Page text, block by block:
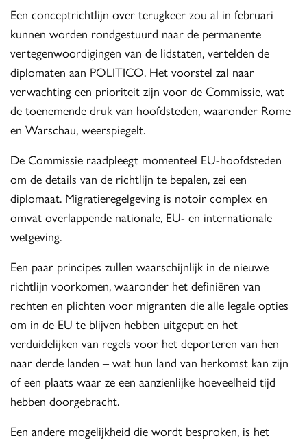
Een conceptrichtlijn over terugkeer zou al in februari
kunnen worden rondgestuurd naar de permanente
vertegenwoordigingen van de lidstaten, vertelden de
diplomaten aan POLITICO. Het voorstel zal naar
verwachting een prioriteit zijn voor de Commissie, wat
de toenemende druk van hoofdsteden, waaronder Rome
en Warschau, weerspiegelt.
De Commissie raadpleegt momenteel EU-hoofdsteden
om de details van de richtlijn te bepalen, zei een
diplomaat. Migratieregelgeving is notoir complex en
omvat overlappende nationale, EU- en internationale
wetgeving.
Een paar principes zullen waarschijnlijk in de nieuwe
richtlijn voorkomen, waaronder het definiëren van
rechten en plichten voor migranten die alle legale opties
om in de EU te blijven hebben uitgeput en het
verduidelijken van regels voor het deporteren van hen
naar derde landen – wat hun land van herkomst kan zijn
of een plaats waar ze een aanzienlijke hoeveelheid tijd
hebben doorgebracht.
Een andere mogelijkheid die wordt besproken, is het